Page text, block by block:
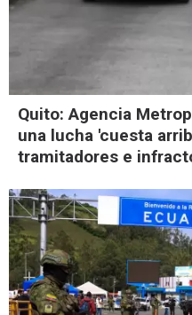
Quito: Agencia
una lucha 'cuesta
tramitadores e